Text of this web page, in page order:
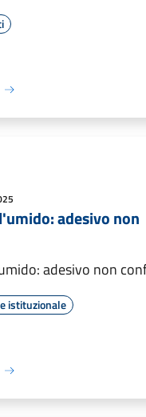
adesivo non
adesivo non
istituzionale